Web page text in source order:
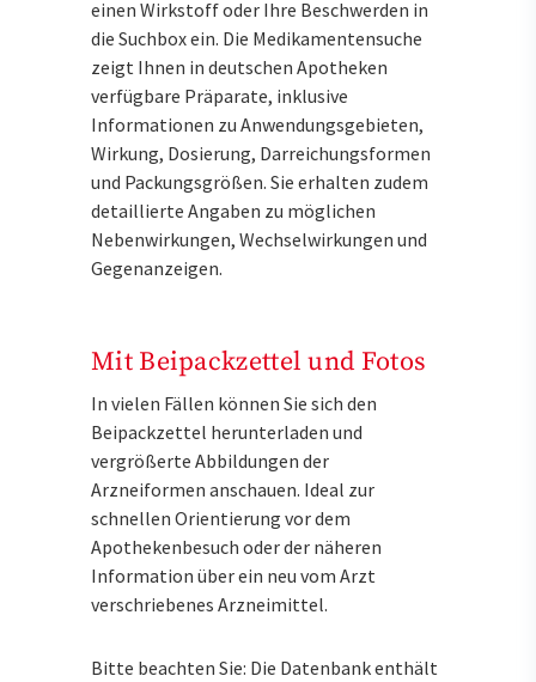
einen Wirkstoff oder Ihre Beschwerden in
die Suchbox ein. Die Medikamentensuche
zeigt Ihnen in deutschen Apotheken
verfügbare Präparate, inklusive
Informationen zu Anwendungsgebieten,
Wirkung, Dosierung, Darreichungsformen
und Packungsgrößen. Sie erhalten zudem
detaillierte Angaben zu möglichen
Nebenwirkungen, Wechselwirkungen und
Gegenanzeigen.
Mit Beipackzettel und Fotos
In vielen Fällen können Sie sich den
Beipackzettel herunterladen und
vergrößerte Abbildungen der
Arzneiformen anschauen. Ideal zur
schnellen Orientierung vor dem
Apothekenbesuch oder der näheren
Information über ein neu vom Arzt
verschriebenes Arzneimittel.
Bitte beachten Sie: Die Datenbank enthält